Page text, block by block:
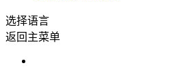
选择语言
返回主菜单